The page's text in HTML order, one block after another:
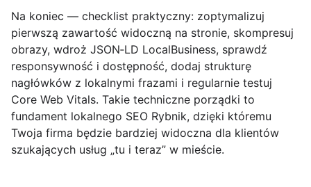
Na koniec — checklist praktyczny: zoptymalizuj
pierwszą zawartość widoczną na stronie, skompresuj
obrazy, wdroż JSON‑LD LocalBusiness, sprawdź
responsywność i dostępność, dodaj strukturę
nagłówków z lokalnymi frazami i regularnie testuj
Core Web Vitals. Takie techniczne porządki to
fundament lokalnego SEO Rybnik, dzięki któremu
Twoja firma będzie bardziej widoczna dla klientów
szukających usług „tu i teraz” w mieście.